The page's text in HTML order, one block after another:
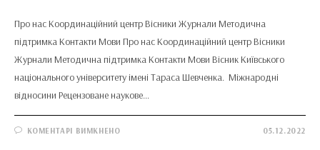
Про нас Координаційний центр Вісники Журнали Методична
підтримка Контакти Мови Про нас Координаційний центр Вісники
Журнали Методична підтримка Контакти Мови Вісник Київського
національного університету імені Тараса Шевченка. Міжнародні
відносини Рецензоване наукове…
КОМЕНТАРІ ВИМКНЕНОДО 05.12.2022